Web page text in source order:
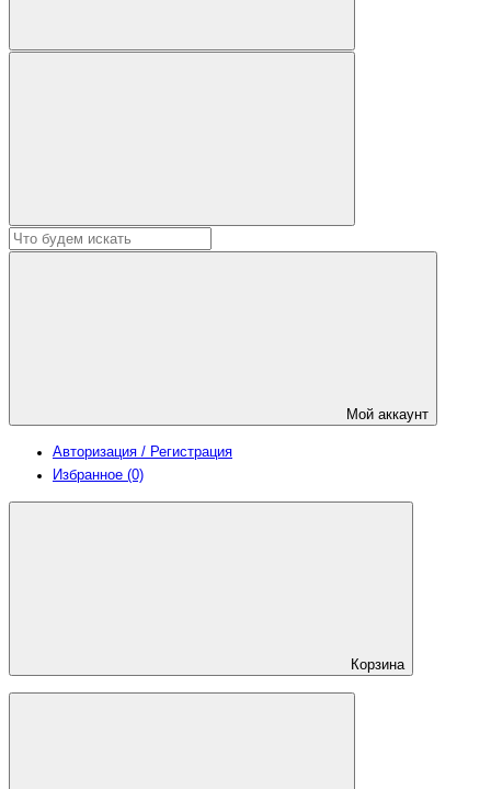
Мой аккаунт
Авторизация / Регистрация
Избранное (0)
Корзина